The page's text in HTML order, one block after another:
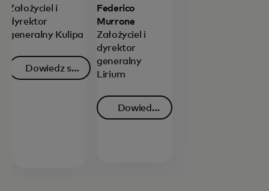
Założyciel i
dyrektor
generalny Kulipa
Dowiedz się
Federico
Murrone
Założyciel i
dyrektor
generalny
Lirium
Dowiedz